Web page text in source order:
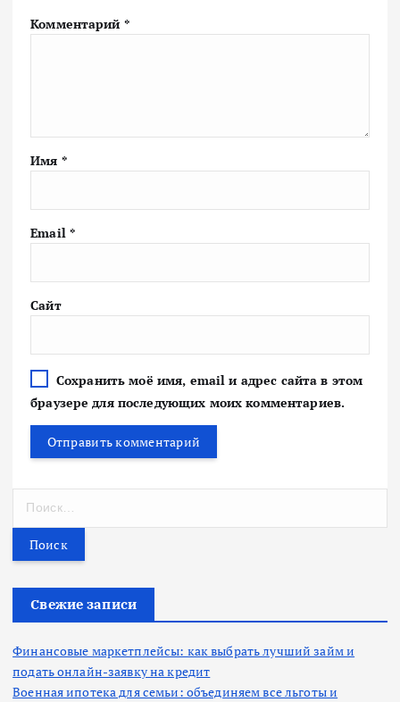
Комментарий *
Имя *
Email *
Сайт
Сохранить моё имя, email и адрес сайта в этом
браузере для последующих моих комментариев.
т
Свежие записи
Финансовые маркетплейсы: как выбрать лучший займ и
подать онлайн-заявку на кредит
Военная ипотека для семьи: объединяем все льготы и